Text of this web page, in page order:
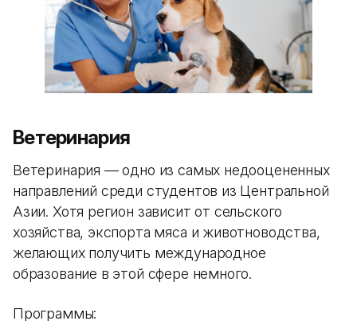
Ветеринария
Ветеринария — одно из самых недооцененных
направлений среди студентов из Центральной
Азии. Хотя регион зависит от сельского
хозяйства, экспорта мяса и животноводства,
желающих получить международное
образование в этой сфере немного.
Программы: